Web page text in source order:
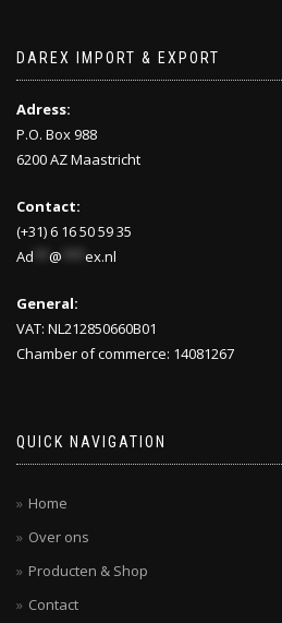
DAREX IMPORT & EXPORT
Adress:
P.O. Box 988
6200 AZ Maastricht
Contact:
(+31) 6 16 50 59 35
Ad
@ ex.nl
General:
VAT: NL212850660B01
Chamber of commerce: 14081267
QUICK NAVIGATION
Home
Over ons
Producten & Shop
Contact